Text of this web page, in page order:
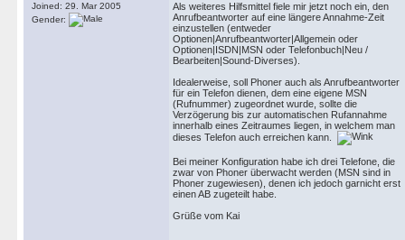
Joined: 29. Mar 2005
Gender:
Als weiteres Hilfsmittel fiele mir jetzt noch ein, den
Anrufbeantworter auf eine längere Annahme-Zeit
einzustellen (entweder
Optionen|Anrufbeantworter|Allgemein oder
Optionen|ISDN|MSN oder Telefonbuch|Neu /
Bearbeiten|Sound-Diverses).
Idealerweise, soll Phoner auch als Anrufbeantworter
für ein Telefon dienen, dem eine eigene MSN
(Rufnummer) zugeordnet wurde, sollte die
Verzögerung bis zur automatischen Rufannahme
innerhalb eines Zeitraumes liegen, in welchem man
dieses Telefon auch erreichen kann.
Bei meiner Konfiguration habe ich drei Telefone, die
zwar von Phoner überwacht werden (MSN sind in
Phoner zugewiesen), denen ich jedoch garnicht erst
einen AB zugeteilt habe.
Grüße vom Kai